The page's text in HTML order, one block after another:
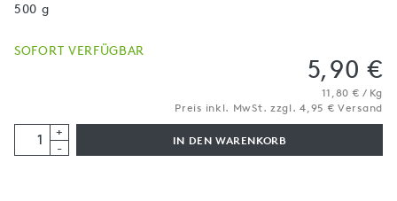
500 g
SOFORT VERFÜGBAR
5,90 €
11,80 € / Kg
Preis inkl. MwSt. zzgl. 4,95 € Versand
+
-
IN DEN WARENKORB